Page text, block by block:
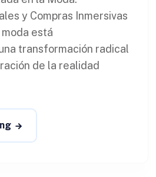
y Compras Inmersivas
está
transformación radical
de la realidad